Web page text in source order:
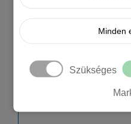
Minden
Szükséges
Keresztnév
Email *